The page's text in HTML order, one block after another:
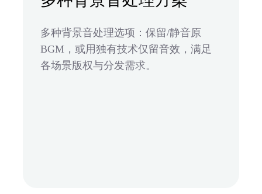
多种背景音处理选项：保留/静音原
BGM，或用独有技术仅留音效，满足
各场景版权与分发需求。